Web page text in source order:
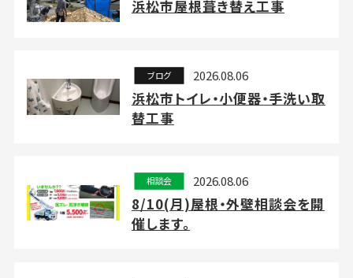
浜松市屋根葺き替え工事
ブログ 2026.08.06
浜松市トイレ・小便器・手洗い取
替工事
相談会 2026.08.06
8/10(月)屋根・外壁相談会を開
催します。